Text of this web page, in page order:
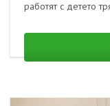
работят с детето